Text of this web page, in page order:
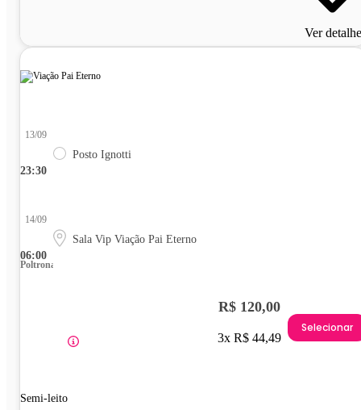
Ver
23:30
13/09
Posto Ignotti
06:00
14/09
Sala Vip Viação Pai Eterno
Poltrona
Semi-leito
R$ 120,00
3x R$ 44,49
Selecionar